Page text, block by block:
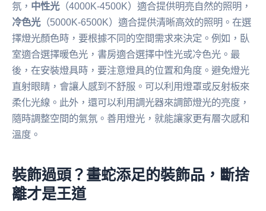
氛， 中性光（4000K-4500K）適合提供明亮自然的照明，
冷色光（5000K-6500K）適合提供清晰高效的照明。在選
擇燈光顏色時，要根據不同的空間需求來決定。例如，臥
室適合選擇暖色光，書房適合選擇中性光或冷色光。最
後，在安裝燈具時，要注意燈具的位置和角度。避免燈光
直射眼睛，會讓人感到不舒服。可以利用燈罩或反射板來
柔化光線。此外，還可以利用調光器來調節燈光的亮度，
隨時調整空間的氣氛。善用燈光，就能讓家更有層次感和
溫度。
裝飾過頭？畫蛇添足的裝飾品，斷捨
離才是王道